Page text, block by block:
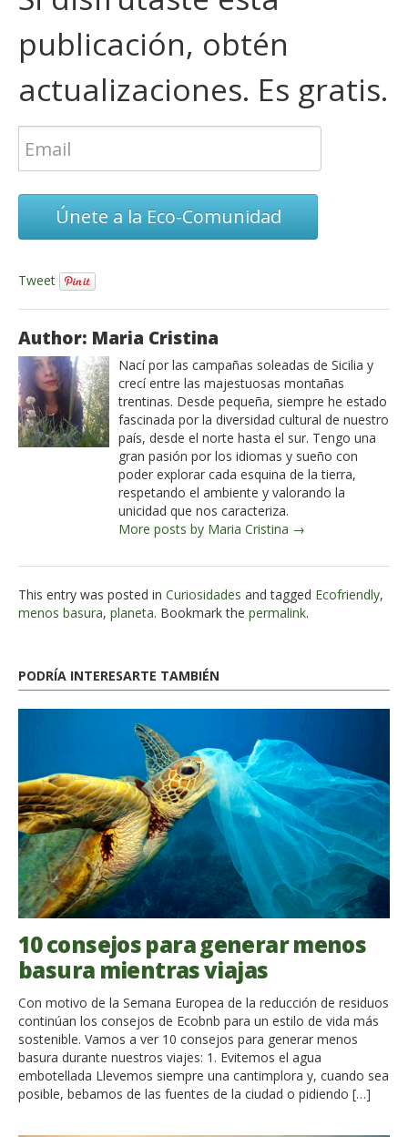
publicación, obtén
actualizaciones. Es gratis.
Únete a la Eco-Comunidad
Tweet
Author: Maria Cristina
Nací por las campañas soleadas de Sicilia y
crecí entre las majestuosas montañas
trentinas. Desde pequeña, siempre he estado
fascinada por la diversidad cultural de nuestro
país, desde el norte hasta el sur. Tengo una
gran pasión por los idiomas y sueño con
poder explorar cada esquina de la tierra,
respetando el ambiente y valorando la
unicidad que nos caracteriza.
More posts by Maria Cristina →
This entry was posted in Curiosidades and tagged Ecofriendly,
menos basura, planeta. Bookmark the permalink.
PODRÍA INTERESARTE TAMBIÉN
10 consejos para generar menos
basura mientras viajas
Con motivo de la Semana Europea de la reducción de residuos
continúan los consejos de Ecobnb para un estilo de vida más
sostenible. Vamos a ver 10 consejos para generar menos
basura durante nuestros viajes: 1. Evitemos el agua
embotellada Llevemos siempre una cantimplora y, cuando sea
posible, bebamos de las fuentes de la ciudad o pidiendo […]